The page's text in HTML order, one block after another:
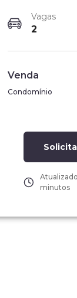
Vagas
2
Venda
Condomínio
minutos